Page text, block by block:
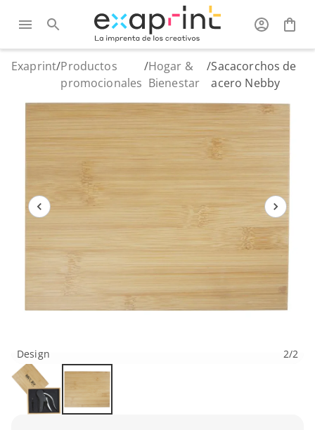
Exaprint/Productos
promocionales
/Hogar &
Bienestar
/Sacacorchos de
acero Nebby
Design 2/2